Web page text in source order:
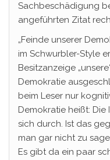
Sachbeschädigung
angeführten Zitat
„Feinde unserer
im Schwurbler-Style
Besitzanzeige
Demokratie
beim Leser nur
Demokratie heißt: Die
sich durch. Ist das
man gar nicht zu
Es gibt da ein paar